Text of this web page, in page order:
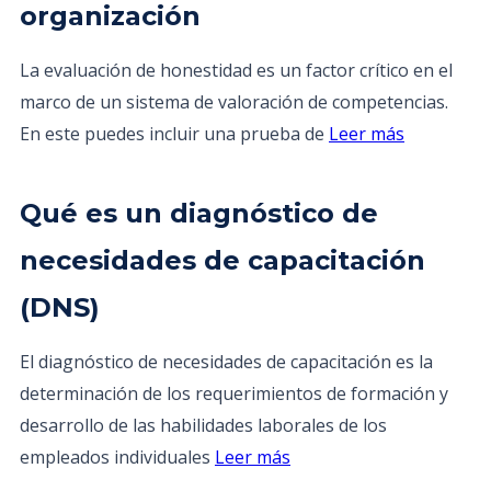
organización
La evaluación de honestidad es un factor crítico en el
marco de un sistema de valoración de competencias.
En este puedes incluir una prueba de Leer más
Qué es un diagnóstico de
necesidades de capacitación
(DNS)
El diagnóstico de necesidades de capacitación es la
determinación de los requerimientos de formación y
desarrollo de las habilidades laborales de los
empleados individuales Leer más